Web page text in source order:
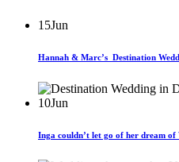
15Jun
Hannah & Marc’s Destination
10Jun
Inga couldn’t let go of her dream of